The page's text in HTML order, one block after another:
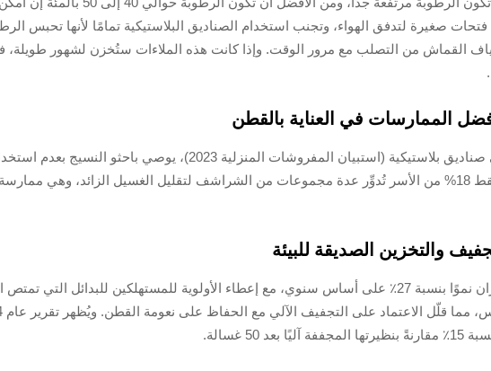
صغيرة لتدفق الهواء، وتجنب استخدام الصناديق البلاستيكية تمامًا لأنها تحبس
القماش من التصلب مع مرور الوقت. وإذا كانت هذه الملاءات ستُخزن لشهور طويلة،
الممارسات في العناية بالقطن
بينما يُخزّن 62% من المستهلكين مفروشات الأسرّة في صناديق بلاستيكية
للتنفس من مخاطر نمو الكائنات الدقيقة ثلاث مرات. فقط 18% من الأسر تُدوِّر عدة مجموعات من الشراشف لتقليل
والتخزين الصديقة للبيئة
شهد الطلب على حاويات التخزين المصنوعة من الخيزران نموًا بنسبة 27٪ على أساس سنوي، مع إعطاء الأولوية